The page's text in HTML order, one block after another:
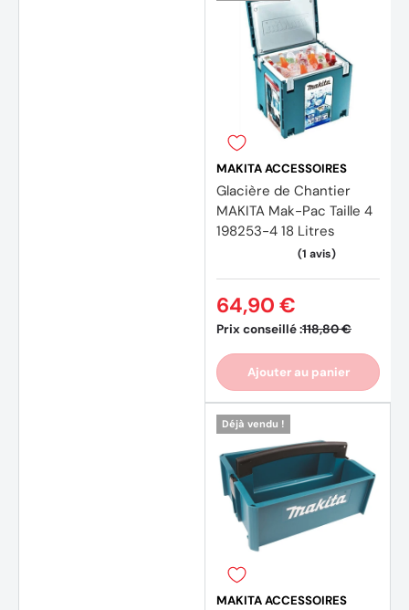
MAKITA ACCESSOIRES
Glacière de Chantier
MAKITA Mak-Pac Taille 4
198253-4 18 Litres
Prix conseillé :118,80 €
64,90 €
Ajouter au panier
Déjà vendu !
MAKITA ACCESSOIRES